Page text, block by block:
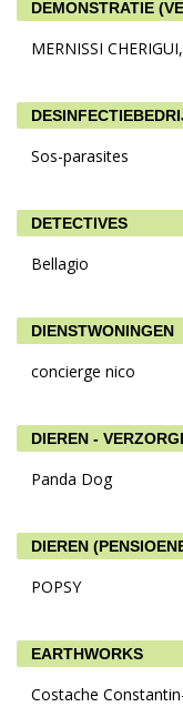
DEMONSTRATIE
MERNISSI
Sos-parasites
DETECTIVES
Bellagio
DIENSTWONINGEN
concierge nico
DIEREN -
Panda Dog
DIEREN
POPSY
EARTHWORKS
Costache